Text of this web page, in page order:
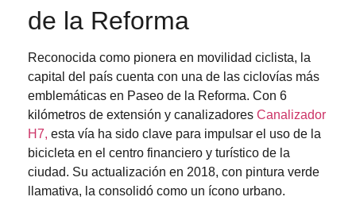
de la Reforma
Reconocida como pionera en movilidad ciclista, la
capital del país cuenta con una de las ciclovías más
emblemáticas en Paseo de la Reforma. Con 6
kilómetros de extensión y canalizadores Canalizador
H7, esta vía ha sido clave para impulsar el uso de la
bicicleta en el centro financiero y turístico de la
ciudad. Su actualización en 2018, con pintura verde
llamativa, la consolidó como un ícono urbano.